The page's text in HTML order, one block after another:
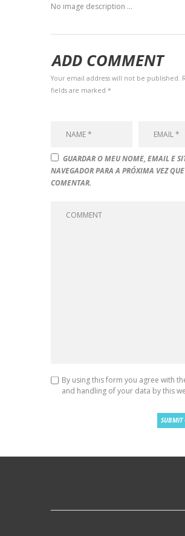
No image description ...
ADD COMMENT
Your email address will not be published.
fields are marked *
GUARDAR O MEU NOME, EMAIL E
NAVEGADOR PARA A PRÓXIMA VEZ
COMENTAR.
By using this form you agree with
and handling of your data by this